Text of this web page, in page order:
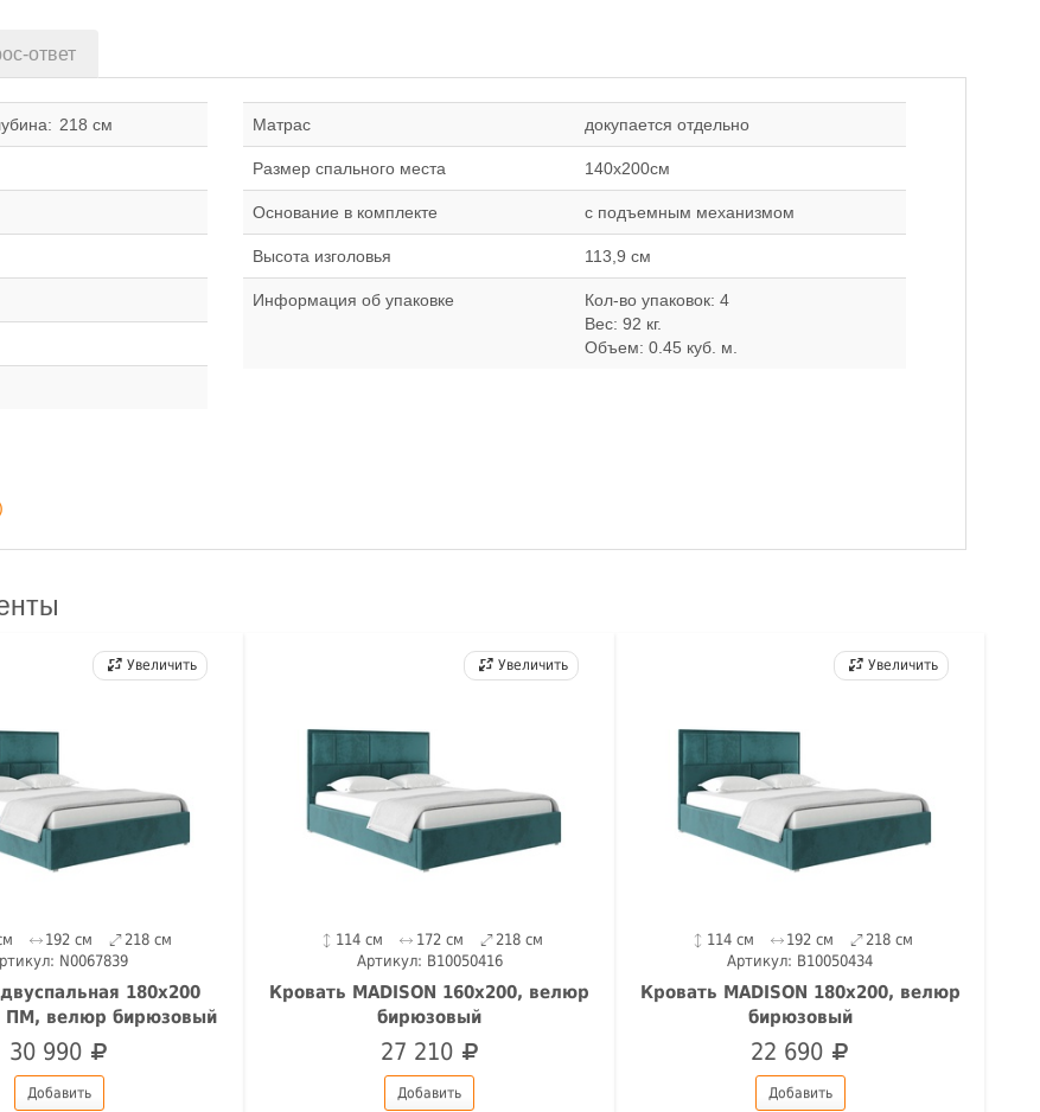
ответ
218 см Матрас докупается отдельно
Размер спального места 140x200см
Основание в комплекте с подъемным механизмом
Высота изголовья 113,9 см
Информация об упаковке
Кол-во упаковок: 4
Вес: 92 кг.
Объем: 0.45 куб. м.
Увеличить
192 см
218 см
N0067839
180х200
ПМ, велюр бирюзовый
30 990
Добавить
Увеличить
114 см 172 см
218 см
Артикул: B10050416
Кровать MADISON 160х200, велюр
бирюзовый
27 210
Добавить
Увеличить
114 см 192 см
218 см
Артикул: B10050434
Кровать MADISON 180х200, велюр
бирюзовый
22 690
Добавить